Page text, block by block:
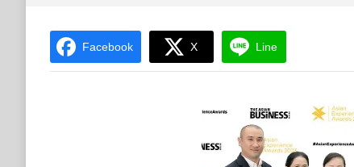
Facebook X Line